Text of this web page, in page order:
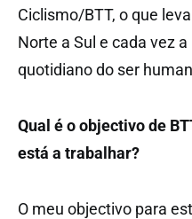
Ciclismo/BTT, o que
Norte a Sul e cada vez
quotidiano do ser
Qual é o objectivo de
está a trabalhar?
O meu objectivo para